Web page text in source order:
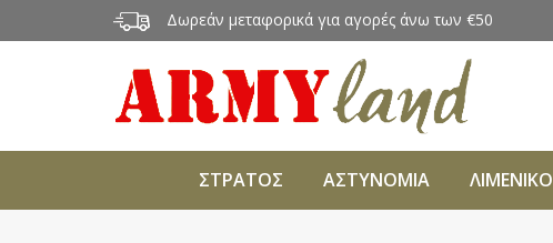
Δωρεάν μεταφορικά για αγορές άνω των €50
ΣΤΡΑΤΟΣ ΑΣΤΥΝΟΜΙΑ ΛΙΜΕΝΙΚΟ